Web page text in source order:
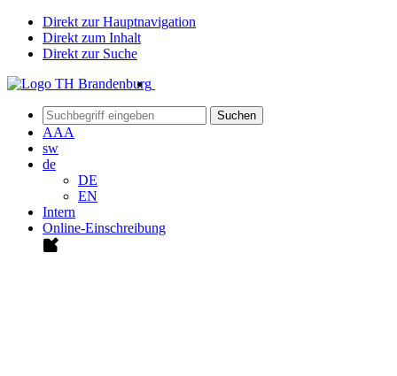
Direkt zur Hauptnavigation
Direkt zum Inhalt
Direkt zur Suche
Suchen
AAA
sw
de
DE
EN
Intern
Online-Einschreibung